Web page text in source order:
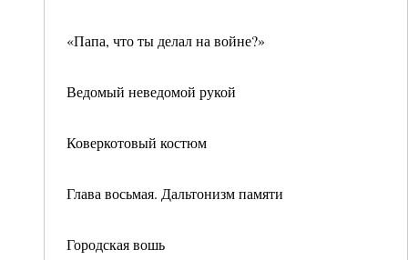
«Папа, что ты делал на войне?»
Ведомый неведомой рукой
Коверкотовый костюм
Глава восьмая. Дальтонизм памяти
Городская вошь